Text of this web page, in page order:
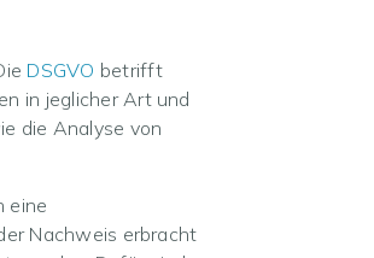
DSGVO betrifft
in jeglicher Art und
die Analyse von
eine
Nachweis erbracht